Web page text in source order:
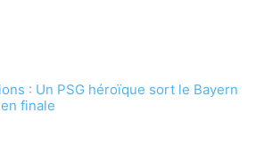
: Un PSG héroïque sort le Bayern
finale